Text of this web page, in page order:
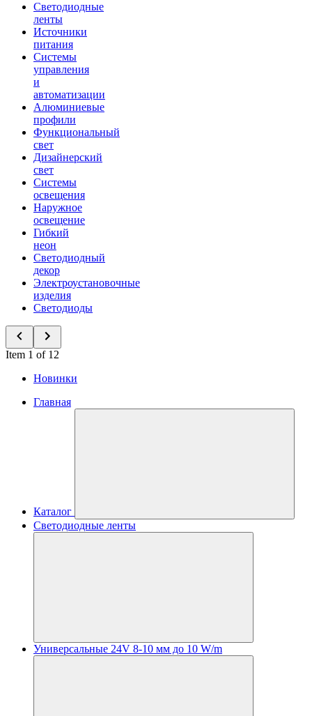
Светодиодные
ленты
Источники
питания
Системы
управления
и
автоматизации
Алюминиевые
профили
Функциональный
свет
Дизайнерский
свет
Системы
освещения
Наружное
освещение
Гибкий
неон
Светодиодный
декор
Электроустановочные
изделия
Светодиоды
Item 1 of 12
Новинки
Главная
Каталог
Светодиодные ленты
Универсальные 24V 8-10 мм до 10 W/m